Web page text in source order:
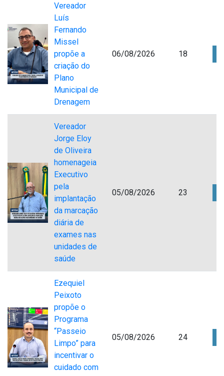
Vereador
Luís
Fernando
Missel
propõe a
criação do
Plano
Municipal de
Drenagem
06/08/2026 18
Vereador
Jorge Eloy
de Oliveira
homenageia
Executivo
pela
implantação
da marcação
diária de
exames nas
unidades de
saúde
05/08/2026 23
Ezequiel
Peixoto
propõe o
Programa
“Passeio
Limpo” para
incentivar o
cuidado com
05/08/2026 24